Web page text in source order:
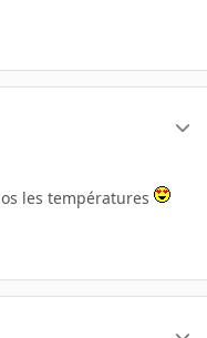
les températures